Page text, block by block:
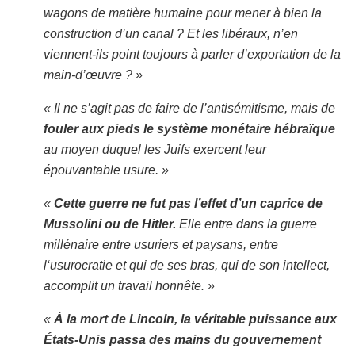
wagons de matière humaine pour mener à bien la
construction d’un canal ? Et les libéraux, n’en
viennent-ils point toujours à parler d’exportation de la
main-d’œuvre ? »
« Il ne s’agit pas de faire de l’antisémitisme, mais de
fouler aux pieds le système monétaire hébraïque
au moyen duquel les Juifs exercent leur
épouvantable usure. »
« Cette guerre ne fut pas l’effet d’un caprice de
Mussolini ou de Hitler. Elle entre dans la guerre
millénaire entre usuriers et paysans, entre
l‘usurocratie et qui de ses bras, qui de son intellect,
accomplit un travail honnête. »
« À la mort de Lincoln, la véritable puissance aux
États-Unis passa des mains du gouvernement